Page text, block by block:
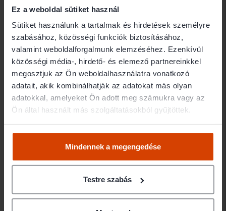
Ez a weboldal sütiket használ
Sütiket használunk a tartalmak és hirdetések személyre
szabásához, közösségi funkciók biztosításához,
valamint weboldalforgalmunk elemzéséhez. Ezenkívül
közösségi média-, hirdető- és elemező partnereinkkel
megosztjuk az Ön weboldalhasználatra vonatkozó
adatait, akik kombinálhatják az adatokat más olyan
adatokkal, amelyeket Ön adott meg számukra vagy az
Ön által használt más szolgáltatásokból gyűjtöttek.
Mindennek a megengedése
Testre szabás
Dr. Balogh Krisztina
FAIR ÜGYVÉDEK
2660 Balassagyarmat
Dr. Balogh László István
Ügyvéd
Dr. Balogh Miklós
Ügyvéd
8913 Egervár